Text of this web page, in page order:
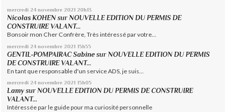
mercredi 24 novembre 2021 20h13
Nicolas KOHEN sur NOUVELLE EDITION DU PERMIS DE
CONSTRUIRE VALANT...
Bonsoir mon Cher Confrère, Très intéressé par votre...
mercredi 24 novembre 2021 15h55
GENTIL-POMPAIRAC Sabine sur NOUVELLE EDITION DU PERMIS
DE CONSTRUIRE VALANT...
En tant que responsable d'un service ADS, je suis...
mercredi 24 novembre 2021 15h05
Lamy surNOUVELLE EDITION DU PERMIS DE CONSTRUIRE
VALANT...
Intéressée par le guide pour ma curiosité personnelle